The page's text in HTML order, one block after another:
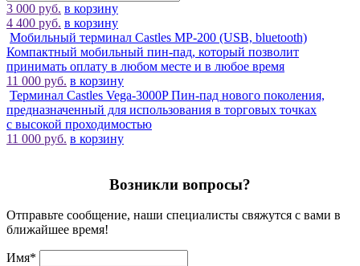
3 000 руб. в корзину
4 400 руб. в корзину
Мобильный терминал Castles MP-200 (USB, bluetooth)
Компактный мобильный пин-пад, который позволит
принимать оплату в любом месте и в любое время
11 000 руб. в корзину
Терминал Castles Vega-3000PПин-пад нового поколения,
предназначенный для использования в торговых точках
с высокой проходимостью
11 000 руб. в корзину
Возникли вопросы?
Отправьте сообщение, наши специалисты свяжутся с вами в
ближайшее время!
Имя*